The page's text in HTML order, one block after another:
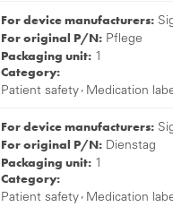
For device manufacturers:
For original P/N: Pflege
Packaging unit: 1
Category:
Patient safety , Medication
For device manufacturers:
For original P/N: Dienstag
Packaging unit: 1
Category:
Patient safety , Medication